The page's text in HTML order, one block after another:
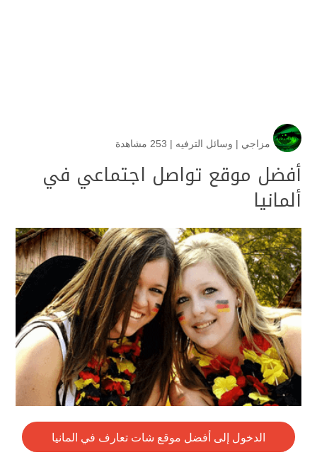
مزاجي | وسائل الترفيه | 253 مشاهدة
أفضل موقع تواصل اجتماعي في
ألمانيا
الدخول إلى أفضل موقع شات تعارف في المانيا